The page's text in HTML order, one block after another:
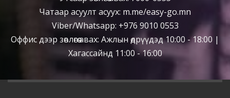
Чатаар асуулт асуух: m.me/easy-go.mn
Viber/Whatsapp: +976 9010 0553
Оффис дээр зөвлөгөө авах: Ажлын өдрүүдэд 10:00 - 18:00 |
Хагассайнд 11:00 - 16:00